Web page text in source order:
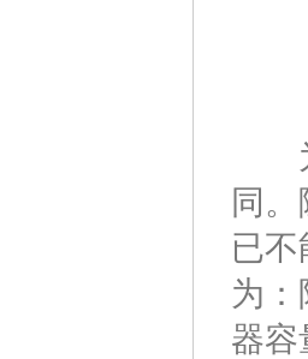
为
同
已
为
器